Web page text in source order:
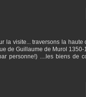
la visite... traversons la
de Guillaume de Murol
personne!) ....les biens de